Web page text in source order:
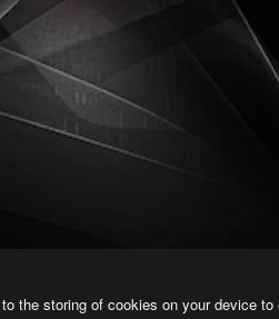
た独自の画像を作成できます。
the storing of cookies on your device